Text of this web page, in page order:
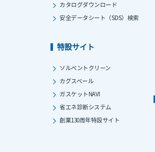
カタログダウンロード
安全データシート（SDS）検索
特設サイト
ソルベントクリーン
カグスベール
ガスケットNAVI
省エネ診断システム
創業130周年特設サイト